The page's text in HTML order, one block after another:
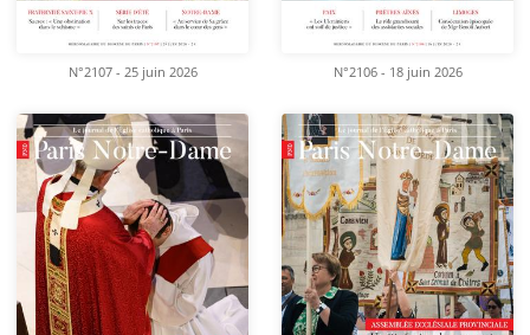
N°2107 - 25 juin 2026 N°2106 - 18 juin 2026